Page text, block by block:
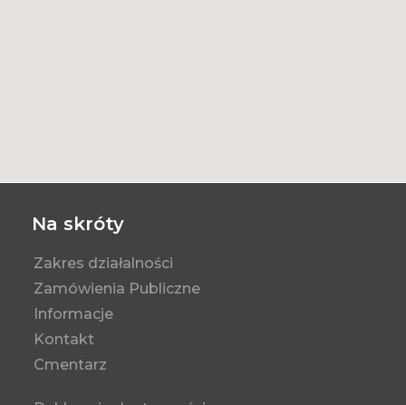
Na skróty
Zakres działalności
Zamówienia Publiczne
Informacje
Kontakt
Cmentarz